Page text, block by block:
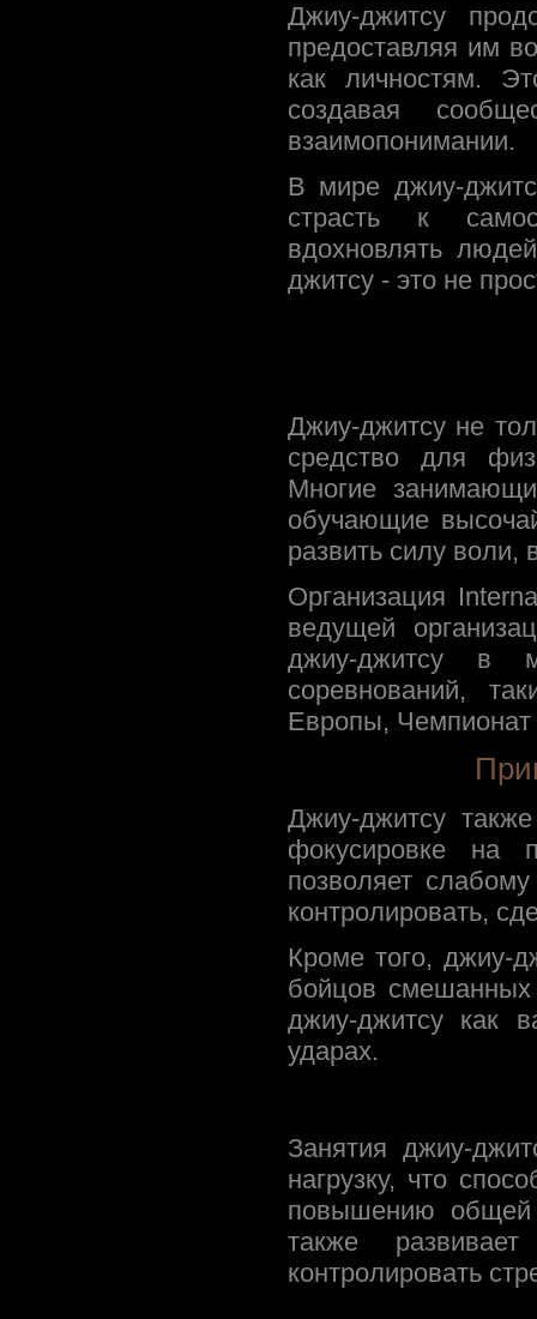
Джиу-джитсу
предоставляя им
как личностям.
создавая
взаимопонимании.
В мире джиу-
страсть к
вдохновлять
джитсу - это не
Джиу-джитсу не
средство для
Многие
обучающие
развить силу воли,
Организация
ведущей
джиу-джитсу в
соревнований,
Европы, Чемпионат
Джиу-джитсу
фокусировке на
позволяет
контролировать,
Кроме того, джиу-
бойцов
джиу-джитсу как
ударах.
Занятия джиу-
нагрузку, что
повышению
также
контролировать